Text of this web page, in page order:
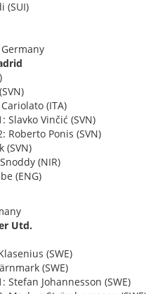
(SUI)
(ITA)
Vinčić (SVN)
Roberto Ponis (SVN)
(SVN)
(NIR)
(ENG)
Utd.
(SWE)
(SWE)
Stefan Johannesson (SWE)